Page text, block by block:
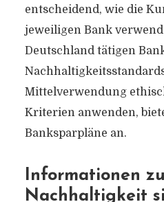
entscheidend, wie die
jeweiligen Bank
Deutschland tätigen
Mittelverwendung
Kriterien anwenden,
Banksparpläne an.
Informationen zu
Nachhaltigkeit